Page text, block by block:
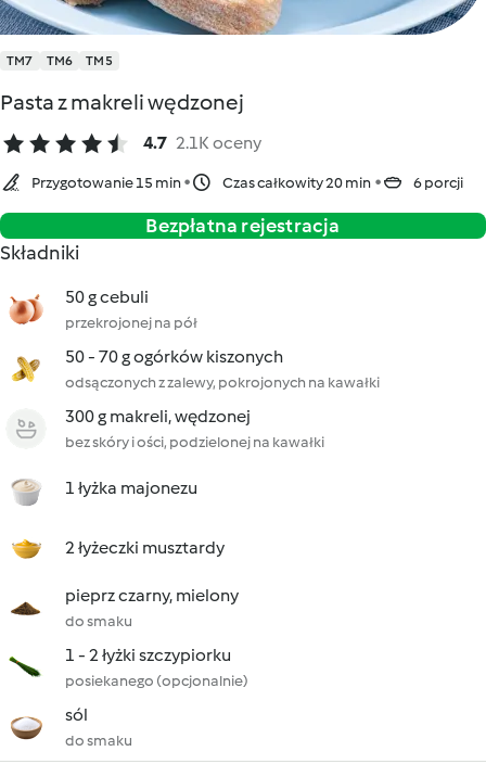
TM7 TM6 TM5
Pasta z makreli wędzonej
4.7 2.1K oceny
Przygotowanie 15 min Czas całkowity 20 min 6 porcji
Bezpłatna rejestracja
Składniki
50 g cebuli
przekrojonej na pół
50 - 70 g ogórków kiszonych
odsączonych z zalewy, pokrojonych na kawałki
300 g makreli, wędzonej
bez skóry i ości, podzielonej na kawałki
1 łyżka majonezu
2 łyżeczki musztardy
pieprz czarny, mielony
do smaku
1 - 2 łyżki szczypiorku
posiekanego (opcjonalnie)
sól
do smaku